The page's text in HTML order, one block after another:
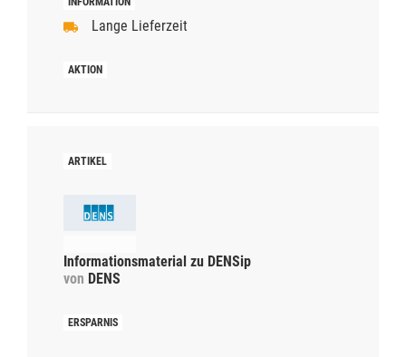
Lange Lieferzeit
Informationsmaterial zu DENSip
von DENS